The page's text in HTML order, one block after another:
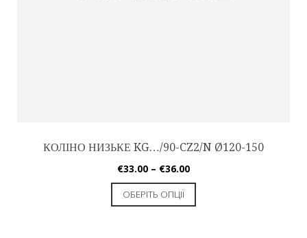
КОЛІНО НИЗЬКЕ KG…/90-CZ2/N Ø120-150
€33.00 – €36.00
ОБЕРІТЬ ОПЦІЇ